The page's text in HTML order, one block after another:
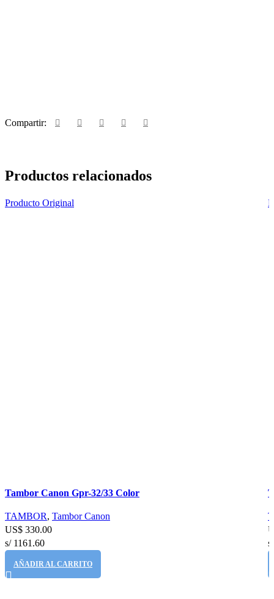
Compartir:
Productos relacionados
Producto Original
Vista rápida
Tambor Canon Gpr-32/33 Color
TAMBOR, Tambor Canon
US$ 330.00
s/ 1161.60
AÑADIR AL CARRITO